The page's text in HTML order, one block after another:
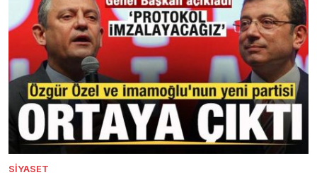
SIYASET